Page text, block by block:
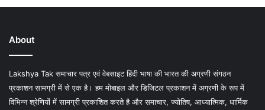
About
Lakshya Tak समाचार पत्र एवं वेबसाइट हिंदी भाषा की भारत की अग्रणी संगठन
प्रकाशन सामग्री में से एक है। हम मोबाइल और डिजिटल प्रकाशन में अग्रणी के रूप में
विभिन्न श्रेणियों में सामग्री प्रकाशित करते है और समाचार, ज्योतिष, आध्यात्मिक, धार्मिक